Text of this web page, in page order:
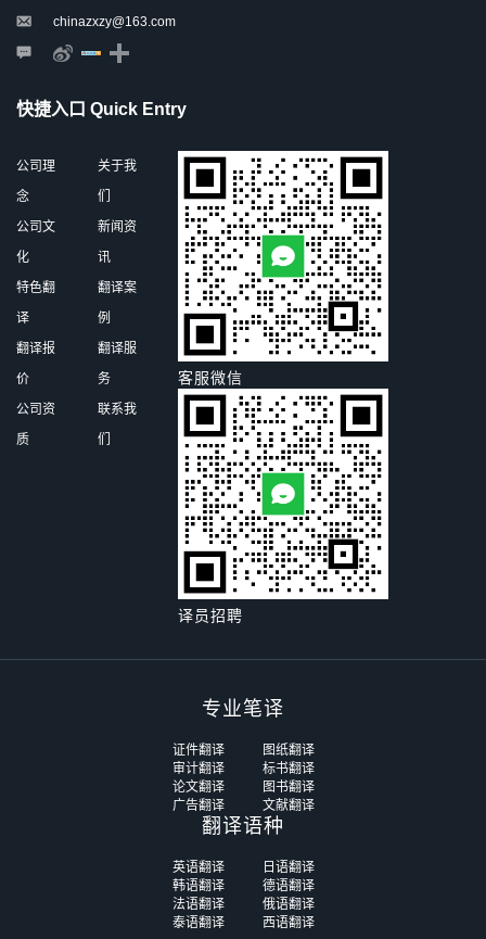
chinazxzy@163.com
快捷入口 Quick Entry
公司理
念
公司文
化
特色翻
译
翻译报
价
公司资
质
关于我
们
新闻资
讯
翻译案
例
翻译服
务
联系我
们
客服微信
译员招聘
专业笔译
证件翻译
图纸翻译
审计翻译
标书翻译
论文翻译
图书翻译
广告翻译
文献翻译
翻译语种
英语翻译
日语翻译
韩语翻译
德语翻译
法语翻译
俄语翻译
泰语翻译
西语翻译